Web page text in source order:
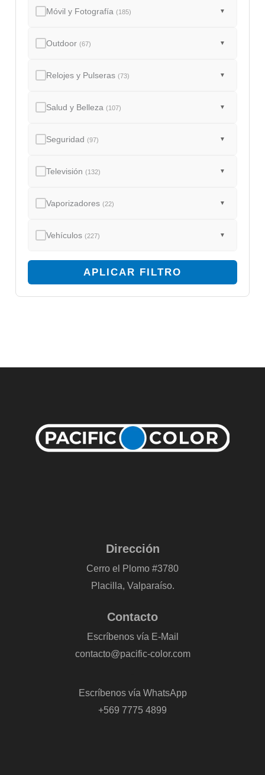
Móvil y Fotografía(185) ▼
Outdoor(67) ▼
Relojes y Pulseras(73) ▼
Salud y Belleza(107) ▼
Seguridad(97) ▼
Televisión(132) ▼
Vaporizadores(22) ▼
Vehículos(227) ▼
APLICAR FILTRO
Dirección
Cerro el Plomo #3780
Placilla, Valparaíso.
Contacto
Escríbenos vía E-Mail
contacto@pacific-color.com
Escríbenos vía WhatsApp
+569 7775 4899